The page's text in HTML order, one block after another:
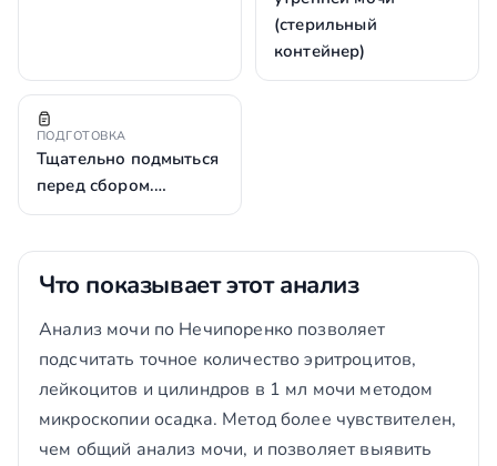
(стерильный
контейнер)
ПОДГОТОВКА
Тщательно подмыться
перед сбором.…
Что показывает этот анализ
Анализ мочи по Нечипоренко позволяет
подсчитать точное количество эритроцитов,
лейкоцитов и цилиндров в 1 мл мочи методом
микроскопии осадка. Метод более чувствителен,
чем общий анализ мочи, и позволяет выявить